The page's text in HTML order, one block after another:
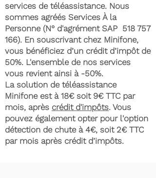
services de téléassistance. Nous
sommes agréés Services À la
Personne (N° d'agrément SAP 518 757
166). En souscrivant chez Minifone,
vous bénéficiez d’un crédit d’impôt de
50%. L'ensemble de nos services
vous revient ainsi à -50%.
La solution de téléassistance
Minifone est à 18€ soit 9€ TTC par
mois, après crédit d'impôts. Vous
pouvez également opter pour l'option
détection de chute à 4€, soit 2€ TTC
par mois après crédit d’impôts.